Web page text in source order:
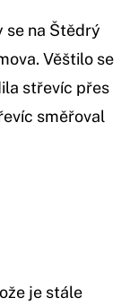
se na Štědrý
Věštilo se
střevíc přes
směřoval
je stále